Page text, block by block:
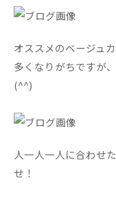
オススメのベージュ
多くなりがちですが
(^^)
人一人一人に合わせ
せ！